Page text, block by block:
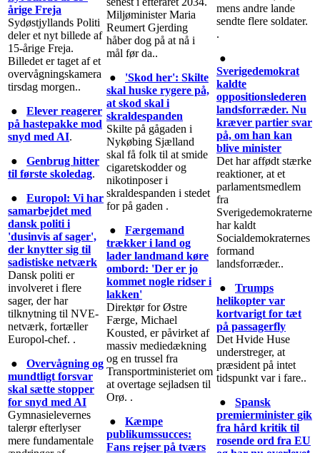
årige Freja
Sydøstjyllands Politi
deler et nyt billede af
15-årige Freja.
Billedet er taget af et
overvågningskamera
tirsdag morgen..
● Elever reagerer
på hastepakke mod
snyd med AI.
● Genbrug hitter
til første skoledag.
● Europol: Vi har
samarbejdet med
dansk politi i
'dusinvis af sager',
der knytter sig til
sadistiske netværk
Dansk politi er
involveret i flere
sager, der har
tilknytning til NVE-
netværk, fortæller
Europol-chef. .
● Overvågning og
mundtligt forsvar
skal sætte stopper
for snyd med AI
Gymnasielevernes
talerør efterlyser
mere fundamentale
Miljøminister Maria
Reumert Gjerding
håber dog på at nå i
mål før da..
● 'Skod her': Skilte
skal huske rygere på,
at skod skal i
skraldespanden
Skilte på gågaden i
Nykøbing Sjælland
skal få folk til at smide
cigaretskodder og
nikotinposer i
skraldespanden i stedet
for på gaden .
● Færgemand
trækker i land og
lader landmand køre
ombord: 'Der er jo
kommet nogle ridser i
lakken'
Direktør for Østre
Færge, Michael
Kousted, er påvirket af
massiv mediedækning
og en trussel fra
Transportministeriet om
at overtage sejladsen til
Orø. .
● Kæmpe
publikumssucces:
Fans rejser på tværs
mens andre lande
sendte flere soldater.
.
●
Sverigedemokrat
kaldte
oppositionslederen
landsforræder. Nu
kræver partier svar
på, om han kan
blive minister
Det har affødt stærke
reaktioner, at et
parlamentsmedlem
fra
Sverigedemokraterne
har kaldt
Socialdemokraternes
formand
landsforræder..
● Trumps
helikopter var
kortvarigt for tæt
på passagerfly
Det Hvide Huse
understreger, at
præsident på intet
tidspunkt var i fare..
● Spansk
premierminister gik
fra hård kritik til
rosende ord fra EU